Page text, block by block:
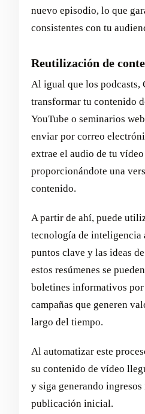
nuevo episodio, lo que
consistentes con tu
Reutilización de
Al igual que los podcasts,
transformar tu contenido
YouTube o seminarios
enviar por correo
extrae el audio de tu
proporcionándote una
contenido.
A partir de ahí, puede
tecnología de
puntos clave y las ideas
estos resúmenes se
boletines informativos
campañas que generen
largo del tiempo.
Al automatizar este
su contenido de vídeo
y siga generando ingresos
publicación inicial.